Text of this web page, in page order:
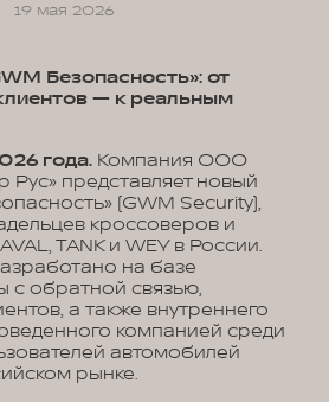
19 мая 2026
Безопасность»: от
— к реальным
года. Компания ООО
Рус» представляет новый
(GWM Security),
кроссоверов и
TANK и WEY в России.
на базе
с обратной связью,
а также внутреннего
компанией среди
автомобилей
рынке.